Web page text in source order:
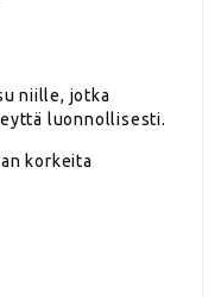
niille, jotka
luonnollisesti.
korkeita